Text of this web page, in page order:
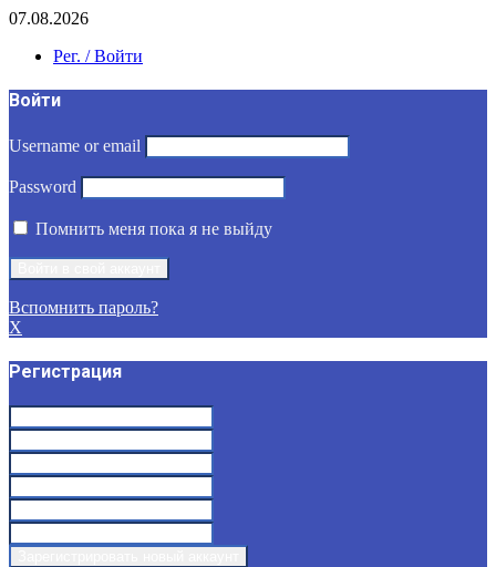
07.08.2026
Рег. / Войти
Войти
Username or email
Password
Помнить меня пока я не выйду
Вспомнить пароль?
X
Регистрация